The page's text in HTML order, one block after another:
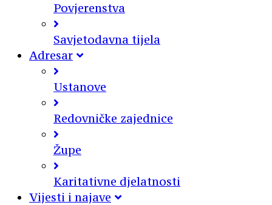
Povjerenstva
Savjetodavna tijela
Adresar
Ustanove
Redovničke zajednice
Župe
Karitativne djelatnosti
Vijesti i najave